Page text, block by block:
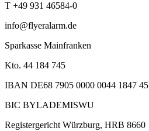
T +49 931 46584-0
info@flyeralarm.de
Sparkasse Mainfranken
Kto. 44 184 745
IBAN DE68 7905 0000 0044 1847 45
BIC BYLADEMISWU
Registergericht Würzburg, HRB 8660